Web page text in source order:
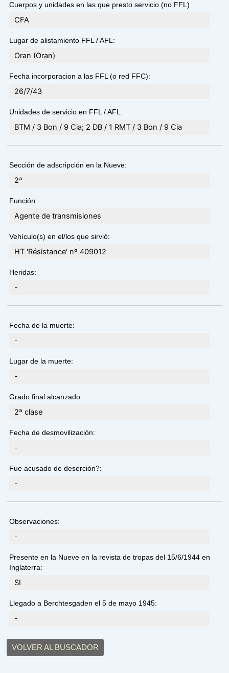
Cuerpos y unidades en las que presto servicio (no FFL)
CFA
Lugar de alistamiento FFL / AFL:
Oran (Oran)
Fecha incorporacion a las FFL (o red FFC):
26/7/43
Unidades de servicio en FFL / AFL:
BTM / 3 Bon / 9 Cia; 2 DB / 1 RMT / 3 Bon / 9 Cia
Sección de adscripción en la Nueve:
2ª
Función:
Agente de transmisiones
Vehículo(s) en el/los que sirvió:
HT 'Résistance' nº 409012
Heridas:
-
Fecha de la muerte:
-
Lugar de la muerte:
-
Grado final alcanzado:
2ª clase
Fecha de desmovilización:
-
Fue acusado de deserción?:
-
Observaciones:
-
Presente en la Nueve en la revista de tropas del 15/6/1944 en
Inglaterra:
SI
Llegado a Berchtesgaden el 5 de mayo 1945:
-
VOLVER AL BUSCADOR